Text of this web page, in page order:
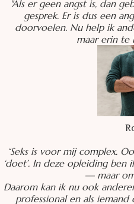
"Als er geen angst is, dan
gesprek. Er is dus een
doorvoelen. Nu help ik
maar erin te
“Seks is voor mij complex.
‘doet’. In deze opleiding
— maar
Daarom kan ik nu ook
professional en als